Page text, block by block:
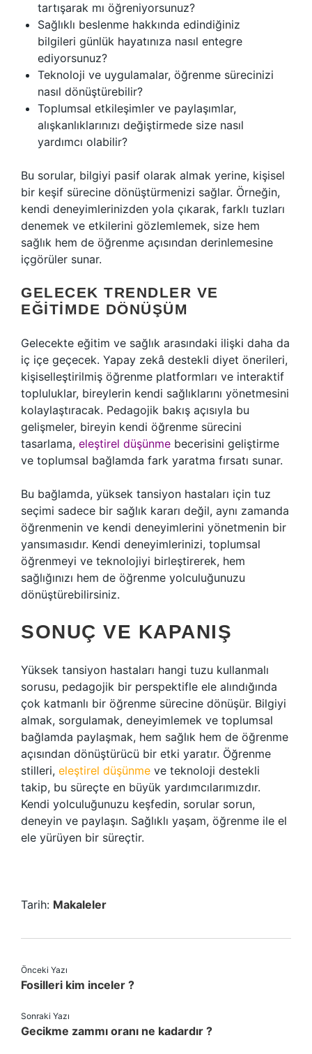
tartışarak mı öğreniyorsunuz?
Sağlıklı beslenme hakkında edindiğiniz
bilgileri günlük hayatınıza nasıl entegre
ediyorsunuz?
Teknoloji ve uygulamalar, öğrenme sürecinizi
nasıl dönüştürebilir?
Toplumsal etkileşimler ve paylaşımlar,
alışkanlıklarınızı değiştirmede size nasıl
yardımcı olabilir?
Bu sorular, bilgiyi pasif olarak almak yerine, kişisel
bir keşif sürecine dönüştürmenizi sağlar. Örneğin,
kendi deneyimlerinizden yola çıkarak, farklı tuzları
denemek ve etkilerini gözlemlemek, size hem
sağlık hem de öğrenme açısından derinlemesine
içgörüler sunar.
GELECEK TRENDLER VE
EĞITIMDE DÖNÜŞÜM
Gelecekte eğitim ve sağlık arasındaki ilişki daha da
iç içe geçecek. Yapay zekâ destekli diyet önerileri,
kişiselleştirilmiş öğrenme platformları ve interaktif
topluluklar, bireylerin kendi sağlıklarını yönetmesini
kolaylaştıracak. Pedagojik bakış açısıyla bu
gelişmeler, bireyin kendi öğrenme sürecini
tasarlama, eleştirel düşünme becerisini geliştirme
ve toplumsal bağlamda fark yaratma fırsatı sunar.
Bu bağlamda, yüksek tansiyon hastaları için tuz
seçimi sadece bir sağlık kararı değil, aynı zamanda
öğrenmenin ve kendi deneyimlerini yönetmenin bir
yansımasıdır. Kendi deneyimlerinizi, toplumsal
öğrenmeyi ve teknolojiyi birleştirerek, hem
sağlığınızı hem de öğrenme yolculuğunuzu
dönüştürebilirsiniz.
SONUÇ VE KAPANIŞ
Yüksek tansiyon hastaları hangi tuzu kullanmalı
sorusu, pedagojik bir perspektifle ele alındığında
çok katmanlı bir öğrenme sürecine dönüşür. Bilgiyi
almak, sorgulamak, deneyimlemek ve toplumsal
bağlamda paylaşmak, hem sağlık hem de öğrenme
açısından dönüştürücü bir etki yaratır. Öğrenme
stilleri, eleştirel düşünme ve teknoloji destekli
takip, bu süreçte en büyük yardımcılarımızdır.
Kendi yolculuğunuzu keşfedin, sorular sorun,
deneyin ve paylaşın. Sağlıklı yaşam, öğrenme ile el
ele yürüyen bir süreçtir.
Tarih: Makaleler
Önceki Yazı
Fosilleri kim inceler ?
Sonraki Yazı
Gecikme zammı oranı ne kadardır ?